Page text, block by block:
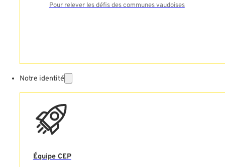
Pour relever les défis des communes vaudoises
Notre identité
Équipe CEP